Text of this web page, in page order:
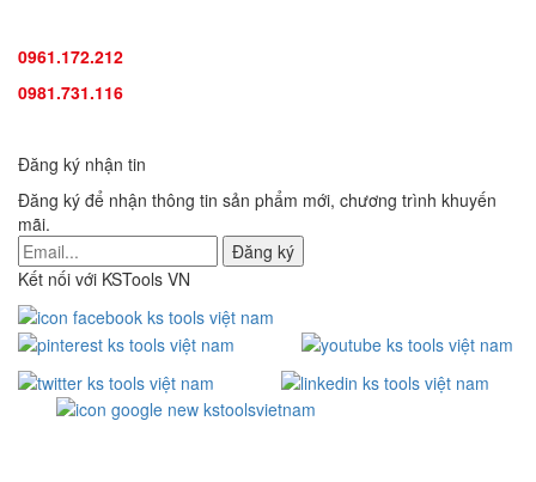
0961.172.212
0981.731.116
Đăng ký nhận tin
Đăng ký để nhận thông tin sản phẩm mới, chương trình khuyến
mãi.
Kết nối với KSTools VN